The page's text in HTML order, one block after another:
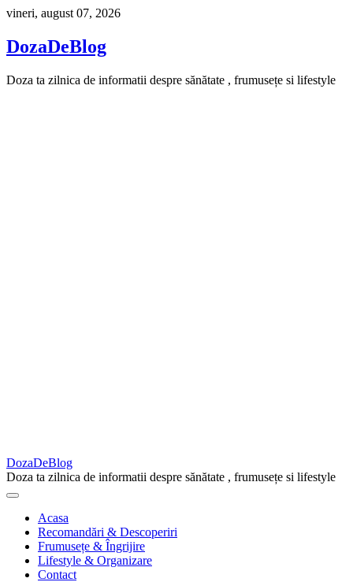
Skip
content
vineri, august 07, 2026
DozaDeBlog
Doza ta zilnica de informatii despre sănătate , frumusețe si lifestyle
DozaDeBlog
Doza ta zilnica de informatii despre sănătate , frumusețe si lifestyle
Acasa
Recomandări & Descoperiri
Frumusețe & Îngrijire
Lifestyle & Organizare
Contact